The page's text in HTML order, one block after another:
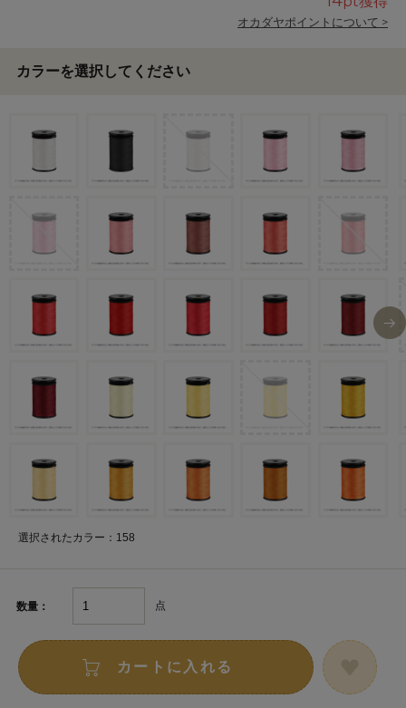
オカダヤポイントについて >
カラーを選択してください
選択されたカラー：158
数量： 点
カートに入れる